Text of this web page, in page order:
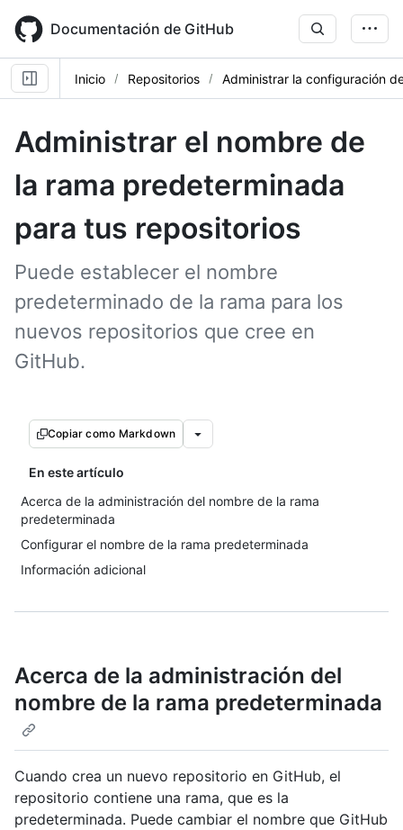
main
content
Documentación de GitHub
Inicio Repositorios Administrar la configuración
Administrar el nombre de
la rama predeterminada
para tus repositorios
Puede establecer el nombre
predeterminado de la rama para los
nuevos repositorios que cree en
GitHub.
Copiar como Markdown
En este artículo
Acerca de la administración del nombre de la rama
predeterminada
Configurar el nombre de la rama predeterminada
Información adicional
Acerca de la administración del
nombre de la rama predeterminada
Cuando crea un nuevo repositorio en GitHub, el
repositorio contiene una rama, que es la
predeterminada. Puede cambiar el nombre que GitHub